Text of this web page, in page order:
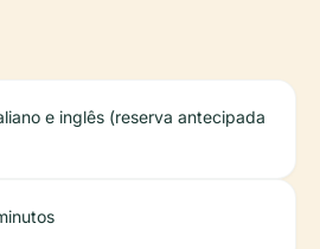
e inglês (reserva antecipada